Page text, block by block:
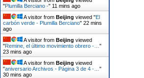
"Plumilla Berciano -" 11 mins ago
A visitor from Beijing viewed "El
carbón verde - Plumilla Berciano" 22 mins
ago
A visitor from Beijing viewed
"Remine, el último movimiento obrero -… "
23 mins ago
A visitor from Beijing viewed
"aniversario Archivos - Página 3 de 4 -… "
30 mins ago